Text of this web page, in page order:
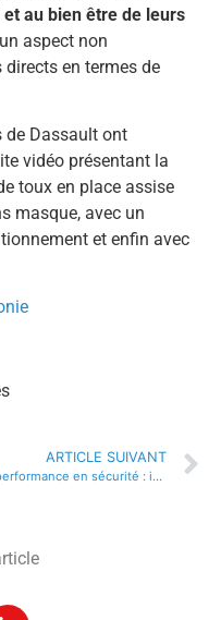
au bien être de leurs
aspect non
en termes de
de Dassault ont
vidéo présentant la
toux en place assise
masque, avec un
et enfin avec
ARTICLE SUIVANT
La performance en sécurité : identifier les indicateurs clés de performance (KPI) du dispositif !